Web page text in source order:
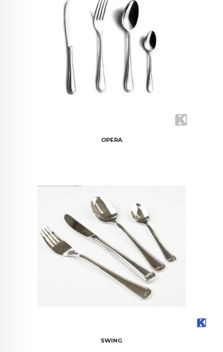
OPERA
SWING